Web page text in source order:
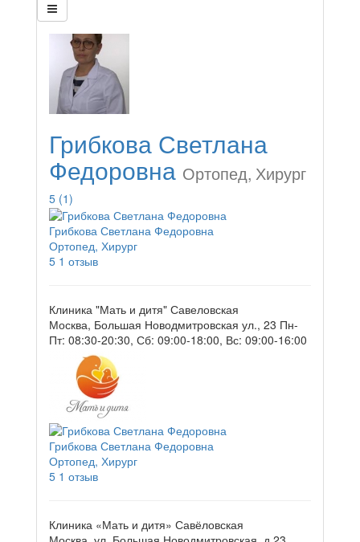
Грибкова Светлана
Федоровна Ортопед, Хирург
5 (1)
Грибкова Светлана Федоровна
Ортопед, Хирург
5 1 отзыв
Клиника "Мать и дитя" Савеловская
Москва, Большая Новодмитровская ул., 23 Пн-
Пт: 08:30-20:30, Сб: 09:00-18:00, Вс: 09:00-16:00
Грибкова Светлана Федоровна
Ортопед, Хирург
5 1 отзыв
Клиника «Мать и дитя» Савёловская